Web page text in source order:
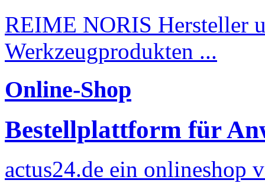
REIME NORIS Hersteller
Werkzeugprodukten ...
Online-Shop
Bestellplattform für
actus24.de ein onlineshop